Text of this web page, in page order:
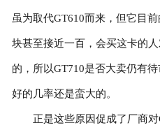
虽为取代GT610而来，但它目
块甚至接近一百，会买这卡的
的，所以GT710是否大卖仍有
好的几率还是蛮大的。
正是这些原因促成了厂商对